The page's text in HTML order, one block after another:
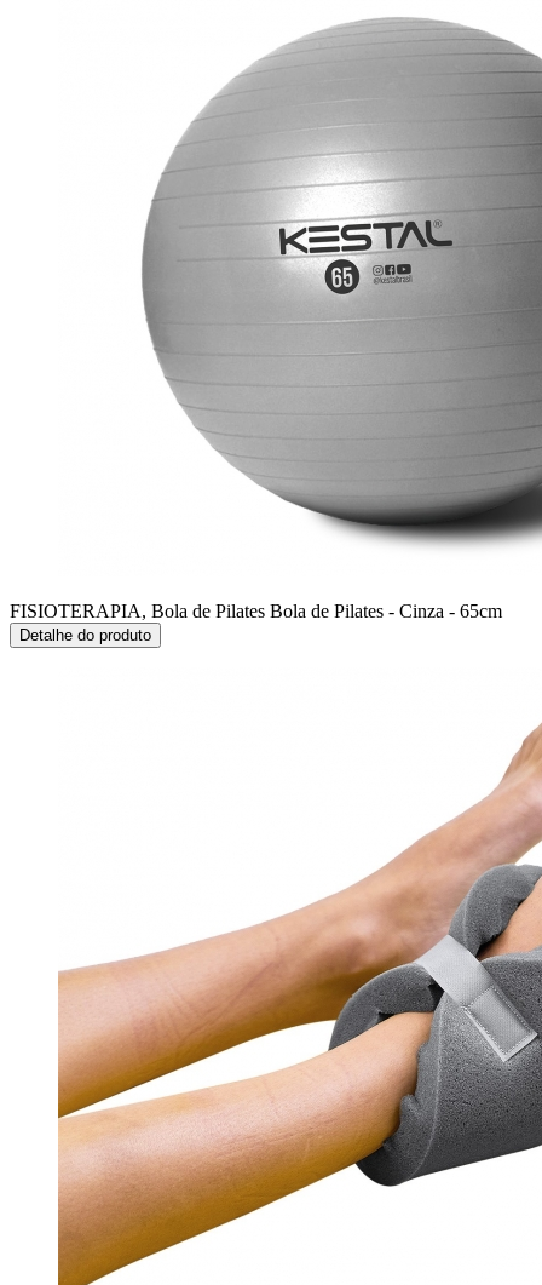
FISIOTERAPIA, Bola de Pilates Bola de Pilates - Cinza - 65cm
Detalhe do produto